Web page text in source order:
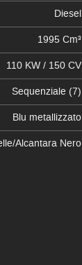
Diesel
1995 Cm³
110 KW / 150 CV
Sequenziale (7)
Blu metallizzato
Alcantara Nero